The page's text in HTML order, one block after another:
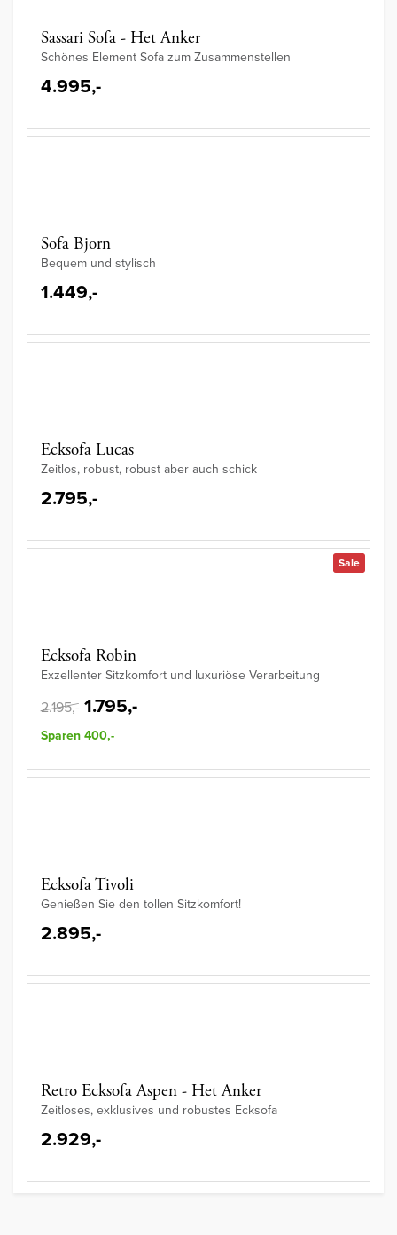
Sassari Sofa - Het Anker
Schönes Element Sofa zum Zusammenstellen
4.995,-
Sofa Bjorn
Bequem und stylisch
1.449,-
Ecksofa Lucas
Zeitlos, robust, robust aber auch schick
2.795,-
Sale
Ecksofa Robin
Exzellenter Sitzkomfort und luxuriöse Verarbeitung
2.195,- 1.795,-
Sparen 400,-
Ecksofa Tivoli
Genießen Sie den tollen Sitzkomfort!
2.895,-
Retro Ecksofa Aspen - Het Anker
Zeitloses, exklusives und robustes Ecksofa
2.929,-